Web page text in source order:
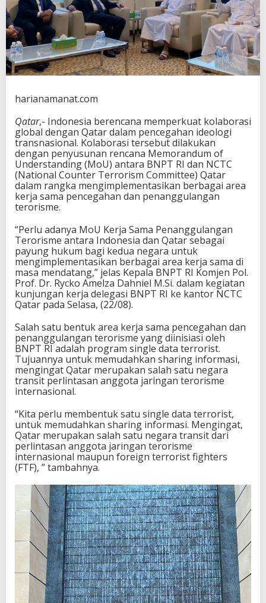
a
s
i
o
n
a
l
N
T
R
I
J
a
a
k
o
U
d
e
n
g
a
n
C
T
C
Q
a
t
harianamanat.com
Qatar,- Indonesia berencana memperkuat kolaborasi
global dengan Qatar dalam pencegahan ideologi
transnasional. Kolaborasi tersebut dilakukan
dengan penyusunan rencana Memorandum of
Understanding (MoU) antara BNPT RI dan NCTC
(National Counter Terrorism Committee) Qatar
dalam rangka mengimplementasikan berbagai area
kerja sama pencegahan dan penanggulangan
terorisme.
“Perlu adanya MoU Kerja Sama Penanggulangan
Terorisme antara Indonesia dan Qatar sebagai
payung hukum bagi kedua negara untuk
mengimplementasikan berbagai area kerja sama di
masa mendatang,” jelas Kepala BNPT RI Komjen Pol.
Prof. Dr. Rycko Amelza Dahniel M.Si. dalam kegiatan
kunjungan kerja delegasi BNPT RI ke kantor NCTC
Qatar pada Selasa, (22/08).
Salah satu bentuk area kerja sama pencegahan dan
penanggulangan terorisme yang diinisiasi oleh
BNPT RI adalah program single data terrorist.
Tujuannya untuk memudahkan sharing informasi,
mengingat Qatar merupakan salah satu negara
transit perlintasan anggota jaringan terorisme
internasional.
“Kita perlu membentuk satu single data terrorist,
untuk memudahkan sharing informasi. Mengingat,
Qatar merupakan salah satu negara transit dari
perlintasan anggota jaringan terorisme
internasional maupun foreign terrorist fighters
(FTF), ” tambahnya.